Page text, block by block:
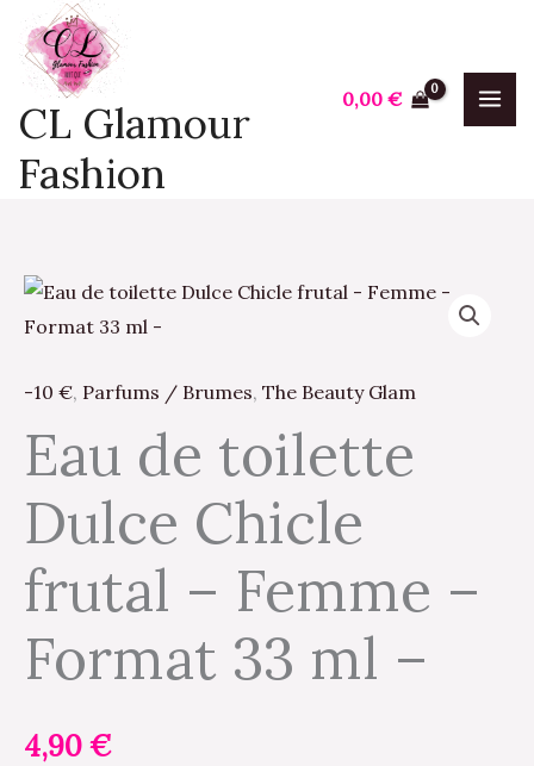
Aller
contenu
CL Glamour
Fashion
0,00€
-10 €, Parfums / Brumes, The Beauty Glam
Eau de toilette
Dulce Chicle
frutal – Femme –
Format 33 ml –
4,90€
quantité
de
de
Dulce
Chicle
frutal
-
Femme
-
Format
ml